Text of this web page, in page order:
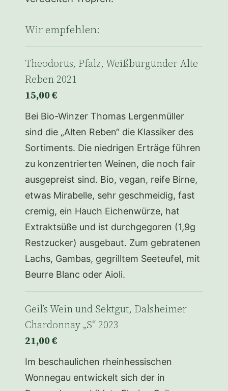
Wir empfehlen:
Theodorus, Pfalz, Weißburgunder Alte
Reben 2021
15,00 €
Bei Bio-Winzer Thomas Lergenmüller
sind die „Alten Reben“ die Klassiker des
Sortiments. Die niedrigen Erträge führen
zu konzentrierten Weinen, die noch fair
ausgepreist sind. Bio, vegan, reife Birne,
etwas Mirabelle, sehr geschmeidig, fast
cremig, ein Hauch Eichenwürze, hat
Extraktsüße und ist durchgegoren (1,9g
Restzucker) ausgebaut. Zum gebratenen
Lachs, Gambas, gegrilltem Seeteufel, mit
Beurre Blanc oder Aioli.
Geil’s Wein und Sektgut, Dalsheimer
Chardonnay „S“ 2023
21,00 €
Im beschaulichen rheinhessischen
Wonnegau entwickelt sich der in